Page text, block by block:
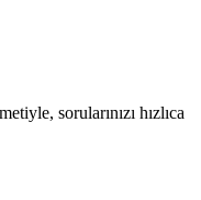
sorularınızı hızlıca